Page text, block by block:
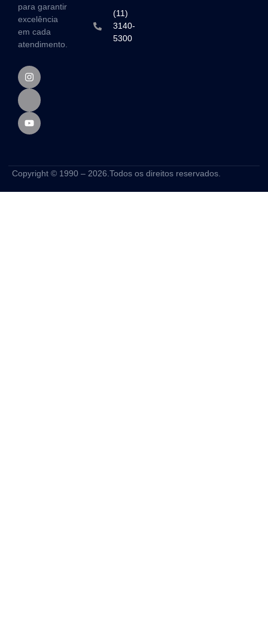
para garantir
excelência
em cada
atendimento.
(11)
3140-
5300
Copyright © 1990 – 2026.Todos os direitos reservados.